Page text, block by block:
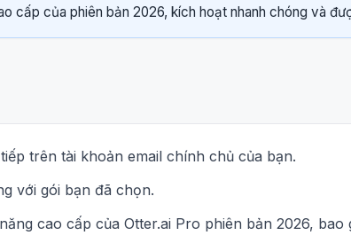
cấp của phiên bản 2026, kích hoạt nhanh chóng và
trên tài khoản email chính chủ của bạn.
với gói bạn đã chọn.
cao cấp của Otter.ai Pro phiên bản 2026, bao